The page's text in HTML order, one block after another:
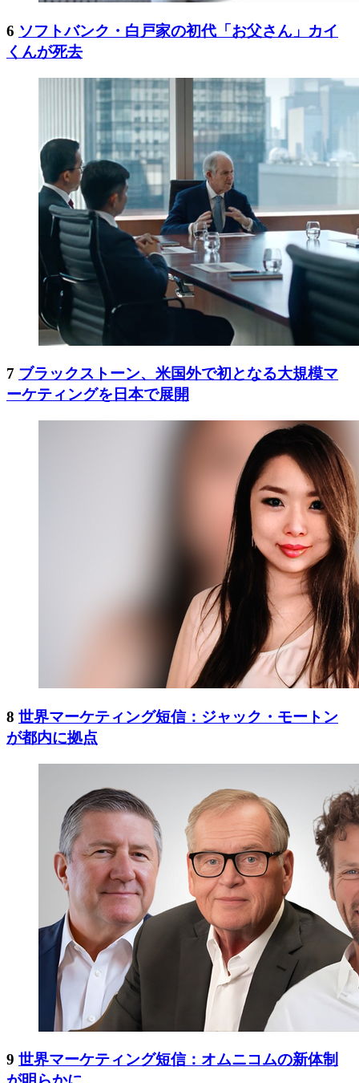
6 ソフトバンク・白戸家の初代「お父さん」カイ
くんが死去
7 ブラックストーン、米国外で初となる大規模マ
ーケティングを日本で展開
8 世界マーケティング短信：ジャック・モートン
が都内に拠点
9 世界マーケティング短信：オムニコムの新体制